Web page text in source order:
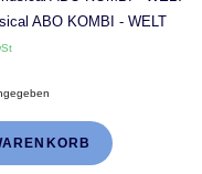
ABO KOMBI - WELT